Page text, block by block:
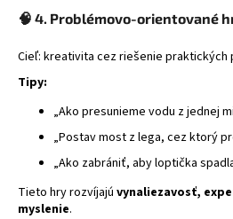
🧠 4. Problémovo-orientované
Cieľ: kreativita cez riešenie praktických
Tipy:
„Ako presunieme vodu z jednej
„Postav most z lega, cez ktorý
„Ako zabrániť, aby loptička
Tieto hry rozvíjajú vynaliezavosť,
myslenie.